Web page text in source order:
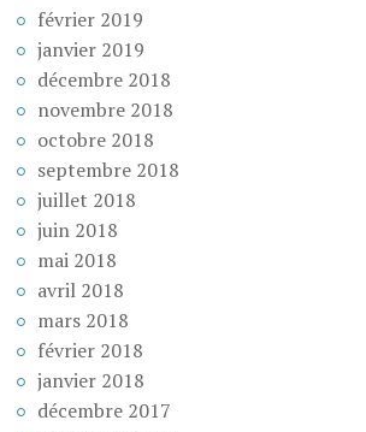
février 2019
janvier 2019
décembre 2018
novembre 2018
octobre 2018
septembre 2018
juillet 2018
juin 2018
mai 2018
avril 2018
mars 2018
février 2018
janvier 2018
décembre 2017